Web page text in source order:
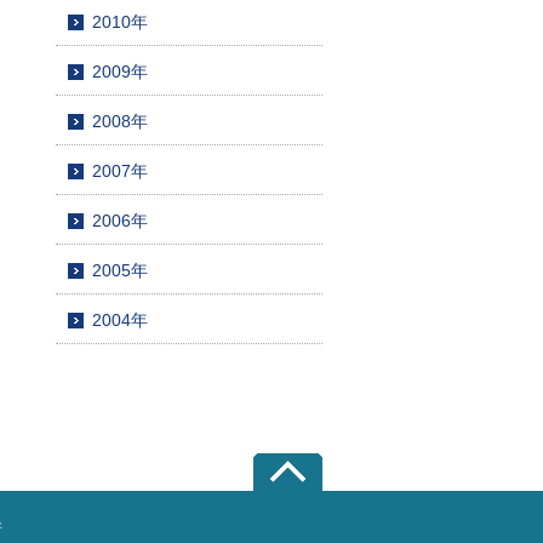
2010年
2009年
2008年
2007年
2006年
2005年
2004年